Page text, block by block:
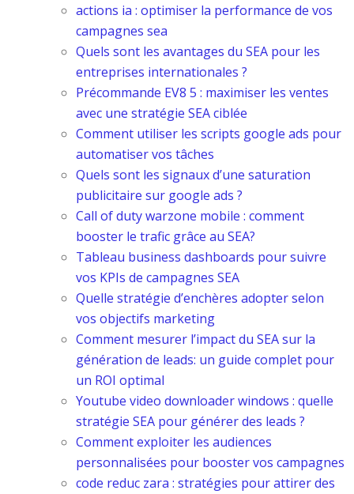
actions ia : optimiser la performance de vos
campagnes sea
Quels sont les avantages du SEA pour les
entreprises internationales ?
Précommande EV8 5 : maximiser les ventes
avec une stratégie SEA ciblée
Comment utiliser les scripts google ads pour
automatiser vos tâches
Quels sont les signaux d’une saturation
publicitaire sur google ads ?
Call of duty warzone mobile : comment
booster le trafic grâce au SEA?
Tableau business dashboards pour suivre
vos KPIs de campagnes SEA
Quelle stratégie d’enchères adopter selon
vos objectifs marketing
Comment mesurer l’impact du SEA sur la
génération de leads: un guide complet pour
un ROI optimal
Youtube video downloader windows : quelle
stratégie SEA pour générer des leads ?
Comment exploiter les audiences
personnalisées pour booster vos campagnes
code reduc zara : stratégies pour attirer des